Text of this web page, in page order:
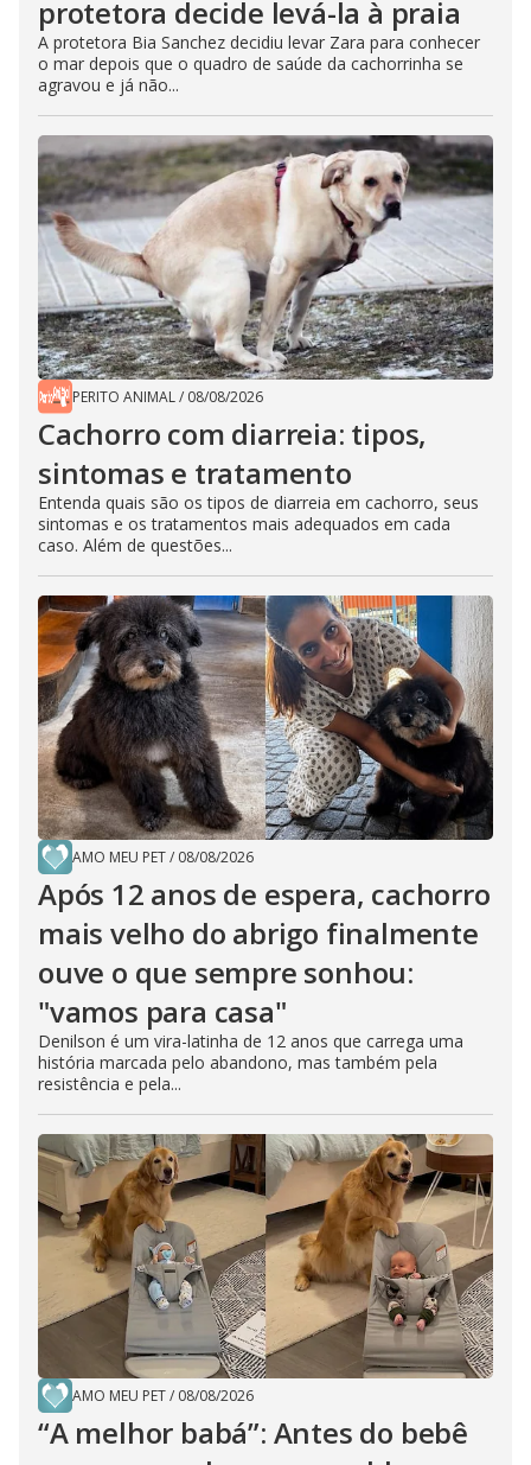
protetora decide levá-la à praia
A protetora Bia Sanchez decidiu levar Zara para conhecer
o mar depois que o quadro de saúde da cachorrinha se
agravou e já não...
PERITO ANIMAL/ 08/08/2026
Cachorro com diarreia: tipos,
sintomas e tratamento
Entenda quais são os tipos de diarreia em cachorro, seus
sintomas e os tratamentos mais adequados em cada
caso. Além de questões...
AMO MEU PET/ 08/08/2026
Após 12 anos de espera, cachorro
mais velho do abrigo finalmente
ouve o que sempre sonhou:
"vamos para casa"
Denilson é um vira-latinha de 12 anos que carrega uma
história marcada pelo abandono, mas também pela
resistência e pela...
AMO MEU PET/ 08/08/2026
“A melhor babá”: Antes do bebê